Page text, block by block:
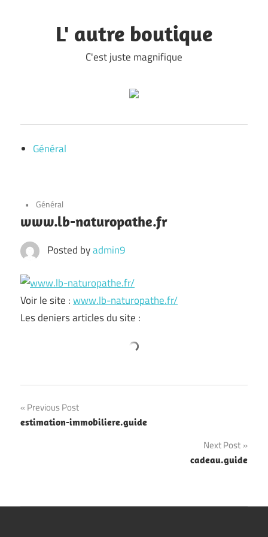
L' autre boutique
C'est juste magnifique
Général
Général
www.lb-naturopathe.fr
Posted byadmin9
Voir le site :www.lb-naturopathe.fr/
Les deniers articles du site :
Navigation
de
Previous Post
estimation-immobiliere.guide
Next Post
cadeau.guide